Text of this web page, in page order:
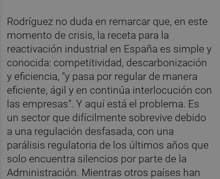
Rodríguez no duda en remarcar que, en este
momento de crisis, la receta para la
reactivación industrial en España es simple y
conocida: competitividad, descarbonización
y eficiencia, "y pasa por regular de manera
eficiente, ágil y en continúa interlocución con
las empresas". Y aquí está el problema. Es
un sector que difícilmente sobrevive debido
a una regulación desfasada, con una
parálisis regulatoria de los últimos años que
solo encuentra silencios por parte de la
Administración. Mientras otros países han